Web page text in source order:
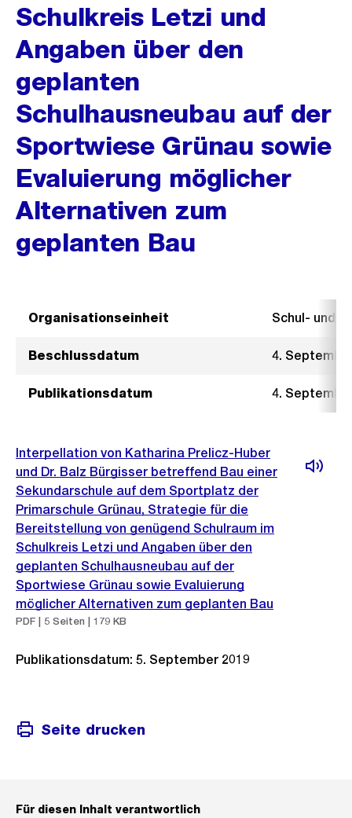
Schulkreis Letzi und
Angaben über den
geplanten
Schulhausneubau auf der
Sportwiese Grünau sowie
Evaluierung möglicher
Alternativen zum
geplanten Bau
Organisationseinheit Schul- und
Beschlussdatum 4.
Publikationsdatum 4.
Interpellation von Katharina Prelicz-Huber
und Dr. Balz Bürgisser betreffend Bau einer
Sekundarschule auf dem Sportplatz der
Primarschule Grünau, Strategie für die
Bereitstellung von genügend Schulraum im
Schulkreis Letzi und Angaben über den
geplanten Schulhausneubau auf der
Sportwiese Grünau sowie Evaluierung
möglicher Alternativen zum geplanten Bau
PDF | 5 Seiten | 179 KB
Publikationsdatum: 5. September 2019
Seite drucken
Für diesen Inhalt verantwortlich